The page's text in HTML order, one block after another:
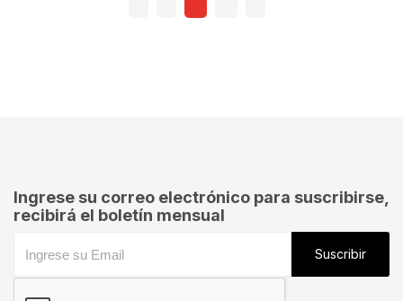
Ingrese su correo electrónico para suscribirse,
recibirá el boletín mensual
Suscribir